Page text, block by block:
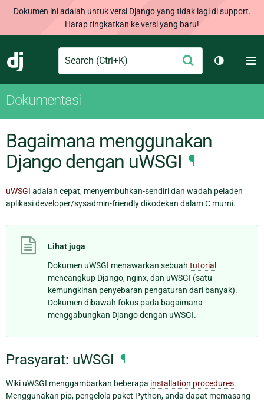
Dokumen ini adalah untuk versi Django yang tidak lagi di support.
Harap tingkatkan ke versi yang baru!
Django
Search Ajukan
Ganti
Dokumentasi
Bagaimana menggunakan
Django dengan uWSGI ¶
uWSGI adalah cepat, menyembuhkan-sendiri dan wadah peladen
aplikasi developer/sysadmin-friendly dikodekan dalam C murni.
Lihat juga
Dokumen uWSGI menawarkan sebuah tutorial
mencangkup Django, nginx, dan uWSGI (satu
kemungkinan penyebaran pengaturan dari banyak).
Dokumen dibawah fokus pada bagaimana
menggabungkan Django dengan uWSGI.
Prasyarat: uWSGI ¶
Wiki uWSGI menggambarkan beberapa installation procedures.
Menggunakan pip, pengelola paket Python, anda dapat memasang